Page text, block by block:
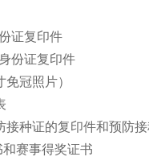
证复印件
份证复印件
冠照片）
接种证的复印件和预防
和赛事得奖证书